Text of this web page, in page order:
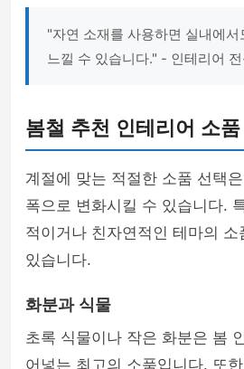
"자연 소재를 사용하면 실내에
느낄 수 있습니다." - 인테리어
봄철 추천 인테리어 소
계절에 맞는 적절한 소품 선택
폭으로 변화시킬 수 있습니다.
적이거나 친자연적인 테마의
있습니다.
화분과 식물
초록 식물이나 작은 화분은 봄
어넣는 최고의 소품입니다. 또